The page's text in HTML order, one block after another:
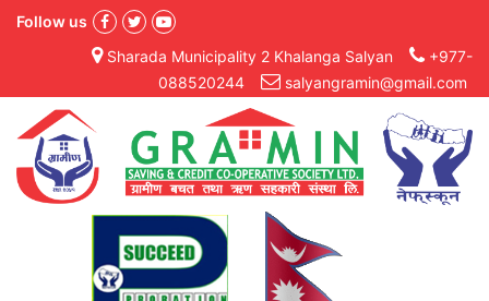
Follow us
Sharada Municipality 2 Khalanga Salyan
+977-
088520244
salyangramin@gmail.com